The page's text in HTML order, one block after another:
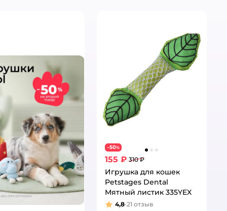
−50%
155 ₽ 310 ₽
Игрушка для кошек
Petstages Dental
Мятный листик 335YEX
Рейтинг:
4,8 21 отзыв